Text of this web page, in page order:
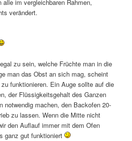
alle im vergleichbaren Rahmen,
verändert.
zu sein, welche Früchte man in die
man das Obst an sich mag, scheint
funktionieren. Ein Auge sollte auf die
der Flüssigkeitsgehalt des Ganzen
notwendig machen, den Backofen 20-
zu lassen. Wenn die Mitte nicht
den Auflauf immer mit dem Ofen
ganz gut funktioniert